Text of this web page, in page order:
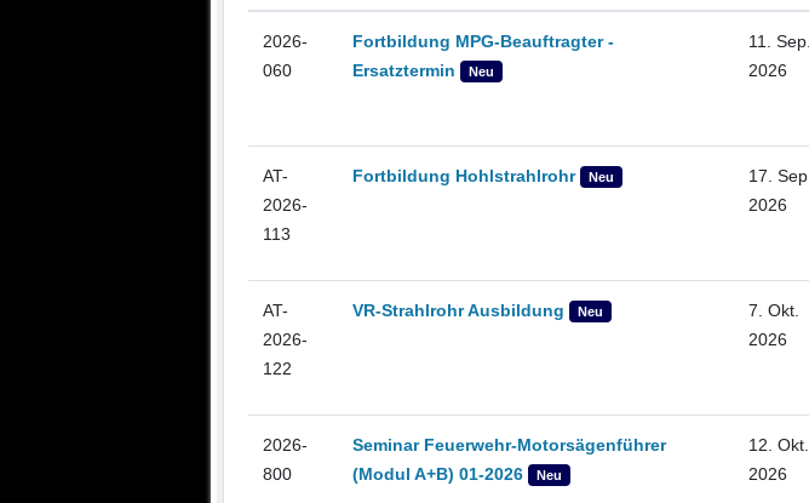
2026-
060
Fortbildung MPG-Beauftragter -
Ersatztermin
Neu
11. Sep.
2026
AT-
2026-
113
Fortbildung Hohlstrahlrohr Neu
17. Sep.
2026
AT-
2026-
122
VR-Strahlrohr Ausbildung Neu
7. Okt.
2026
2026-
800
Seminar Feuerwehr-Motorsägenführer
(Modul A+B) 01-2026
Neu
12. Okt.
2026